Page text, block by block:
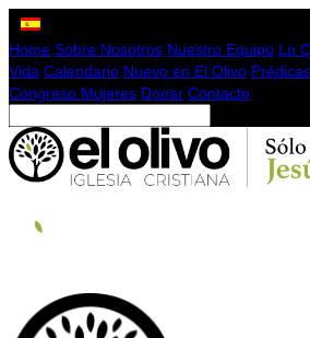
Home Sobre Nosotros Nuestro Equipo Lo
Vida Calendario Nuevo en El Olivo Prédicas
Congreso Mujeres Donar Contacto